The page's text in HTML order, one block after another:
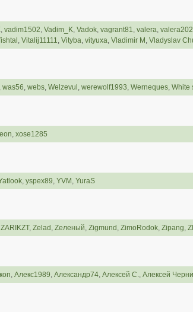
, vadim1502, Vadim_K, Vadok, vagrant81, valera, valera202
, Vitalij11111, Vityba, vityuxa, Vladimir M , Vladyslav
was56, webs, Welzevul , werewolf1993, Werneques, White
, xose1285
, yspex89, YVM , YuraS
ZARIKZT, Zelad , Zеленый, Zigmund , ZimoRodok, Zipang,
, Алекс1989, Александр74, Алексей С., Алексей